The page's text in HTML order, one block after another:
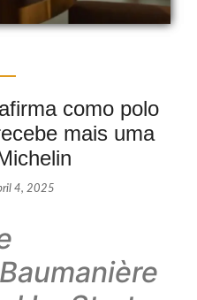
como polo
mais uma
4, 2025